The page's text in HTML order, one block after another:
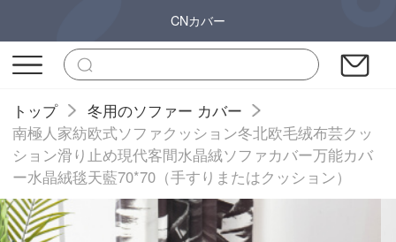
CNカバー
トップ
冬用のソファー カバー
南極人家紡欧式ソファクッション冬北欧毛绒布芸クッ
ション滑り止め現代客間水晶絨ソファカバー万能カバ
ー水晶絨毯天藍70*70（手すりまたはクッション）